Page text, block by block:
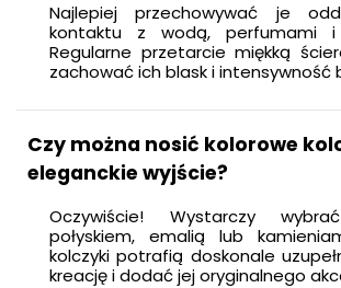
Najlepiej przechowywać je
kontaktu z wodą, perfumami i
Regularne przetarcie miękką
zachować ich blask i intensywność
Czy można nosić kolorowe
eleganckie wyjście?
Oczywiście! Wystarczy
połyskiem, emalią lub
kolczyki potrafią doskonale
kreację i dodać jej oryginalnego